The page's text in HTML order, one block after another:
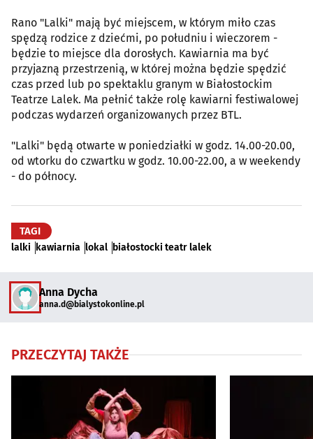
Rano "Lalki" mają być miejscem, w którym miło czas
spędzą rodzice z dziećmi, po południu i wieczorem -
będzie to miejsce dla dorosłych. Kawiarnia ma być
przyjazną przestrzenią, w której można będzie spędzić
czas przed lub po spektaklu granym w Białostockim
Teatrze Lalek. Ma pełnić także rolę kawiarni festiwalowej
podczas wydarzeń organizowanych przez BTL.
"Lalki" będą otwarte w poniedziałki w godz. 14.00-20.00,
od wtorku do czwartku w godz. 10.00-22.00, a w weekendy
- do północy.
TAGI
lalki kawiarnia lokal białostocki teatr lalek
Anna Dycha
anna.d@bialystokonline.pl
PRZECZYTAJ TAKŻE